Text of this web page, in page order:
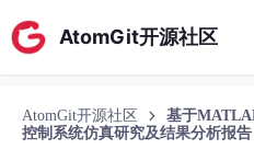
AtomGit开源社区
AtomGit开源社区
基于
控制系统仿真研究及结果分析报告